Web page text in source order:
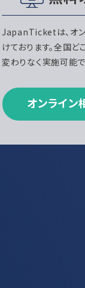
JapanTicketは、オ
けております。全国
変わりなく実施可能で
オンライン